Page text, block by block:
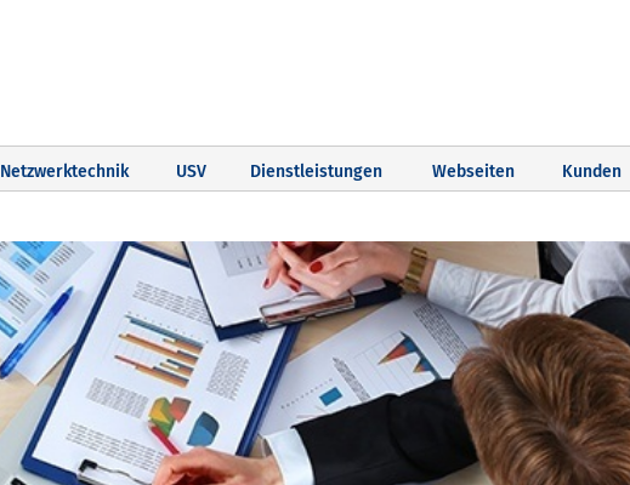
Netzwerktechnik USV Dienstleistungen Webseiten Kunden